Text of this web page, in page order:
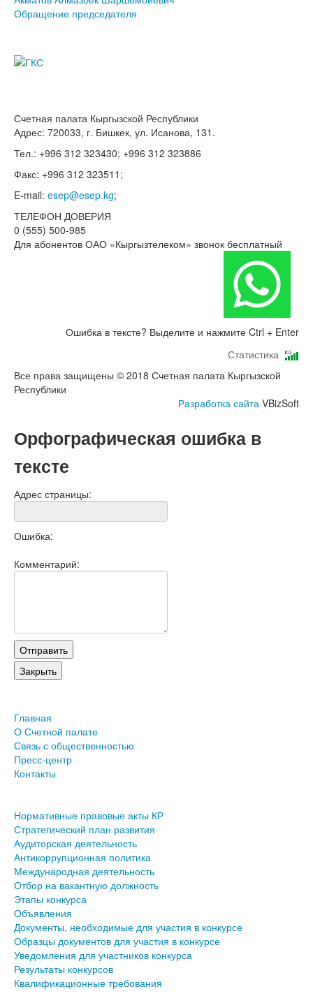
Обращение председателя
Счетная палата Кыргызской Республики
Адрес: 720033, г. Бишкек, ул. Исанова, 131.
Тел.: +996 312 323430; +996 312 323886
Факс: +996 312 323511;
E-mail: esep@esep.kg;
ТЕЛЕФОН ДОВЕРИЯ
0 (555) 500-985
Для абонентов ОАО «Кыргызтелеком» звонок бесплатный
Ошибка в тексте? Выделите и нажмите Ctrl + Enter
Статистика
Все права защищены © 2018 Счетная палата Кыргызской
Республики
Разработка сайта VBizSoft
Орфографическая ошибка в
тексте
Адрес страницы:
Ошибка:
Комментарий:
Главная
О Счетной палате
Связь с общественностью
Пресс-центр
Контакты
Нормативные правовые акты КР
Стратегический план развития
Аудиторская деятельность
Антикоррупционная политика
Международная деятельность
Отбор на вакантную должность
Этапы конкурса
Объявления
Документы, необходимые для участия в конкурсе
Образцы документов для участия в конкурсе
Уведомления для участников конкурса
Результаты конкурсов
Квалификационные требования